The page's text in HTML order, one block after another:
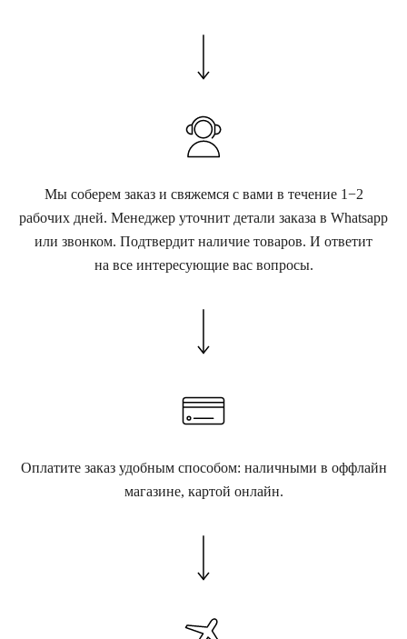
Мы соберем заказ и свяжемся с вами в течение 1−2
рабочих дней. Менеджер уточнит детали заказа в Whatsapp
или звонком. Подтвердит наличие товаров. И ответит
на все интересующие вас вопросы.
Оплатите заказ удобным способом: наличными в оффлайн
магазине, картой онлайн.